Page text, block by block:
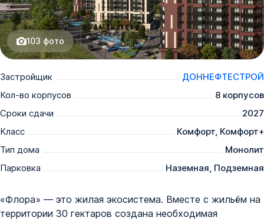
103 фото
Застройщик
ДОННЕФТЕСТРОЙ
Кол-во корпусов
8 корпусов
Сроки сдачи
2027
Класс
Комфорт, Комфорт+
Тип дома
Монолит
Парковка
Наземная, Подземная
«Флора» — это жилая экосистема. Вместе с жильём на
территории 30 гектаров создана необходимая